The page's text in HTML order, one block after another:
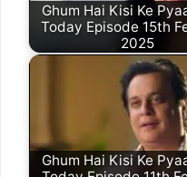
Ghum Hai Kisi Ke
Today Episode 15th
2025
Ghum Hai Kisi Ke